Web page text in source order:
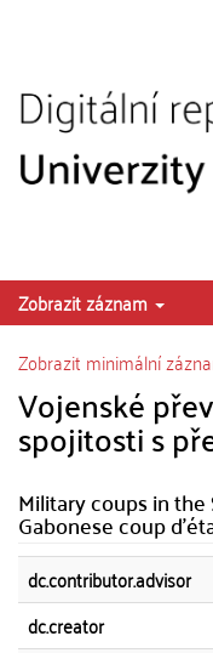
Zobrazit záznam
Zobrazit minimální
Vojenské
spojitosti s
Military coups in
Gabonese coup
dc.contributor.advisor
dc.creator